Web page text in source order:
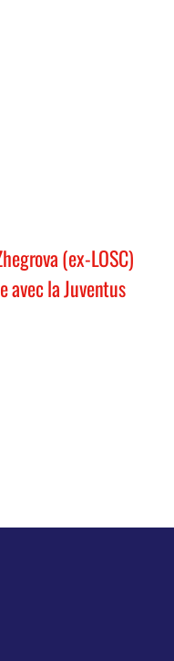
(ex-LOSC)
la Juventus